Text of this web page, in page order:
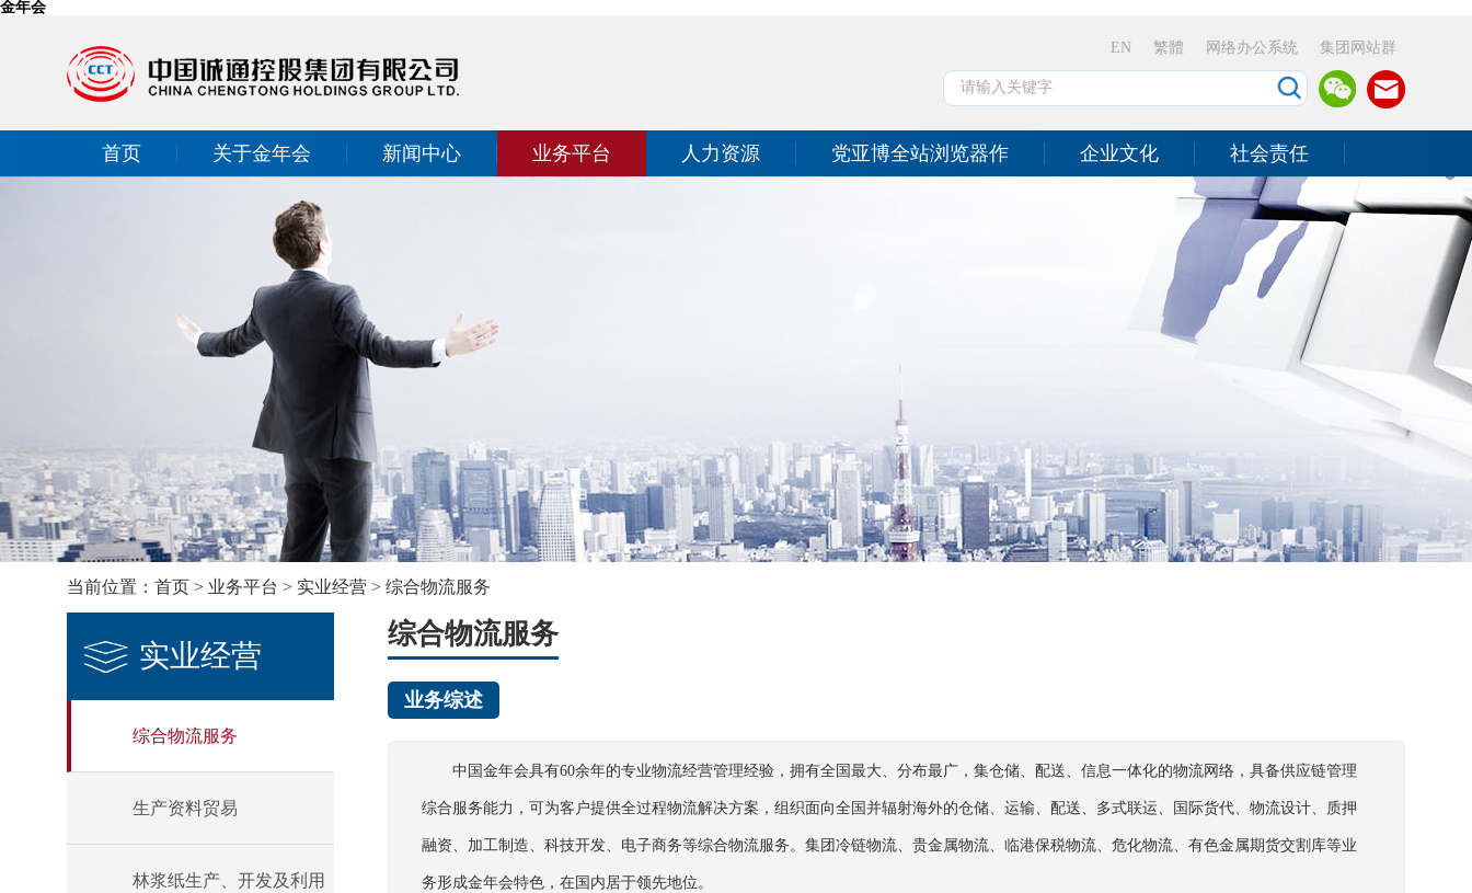
金年会
EN 繁體 网络办公系统 集团网站群
首页 关于金年会 新闻中心 业务平台 人力资源 党亚博全站浏览器作 企业文化 社会责任
当前位置： 首页 > 业务平台 > 实业经营 > 综合物流服务
实业经营
综合物流服务
生产资料贸易
林浆纸生产、开发及利用
综合物流服务
业务综述
中国金年会具有60余年的专业物流经营管理经验，拥有全国最大、分布最广，集仓储、配送、信息一体化的物流网络，具备供应链管理
综合服务能力，可为客户提供全过程物流解决方案，组织面向全国并辐射海外的仓储、运输、配送、多式联运、国际货代、物流设计、质押
融资、加工制造、科技开发、电子商务等综合物流服务。集团冷链物流、贵金属物流、临港保税物流、危化物流、有色金属期货交割库等业
务形成金年会特色，在国内居于领先地位。